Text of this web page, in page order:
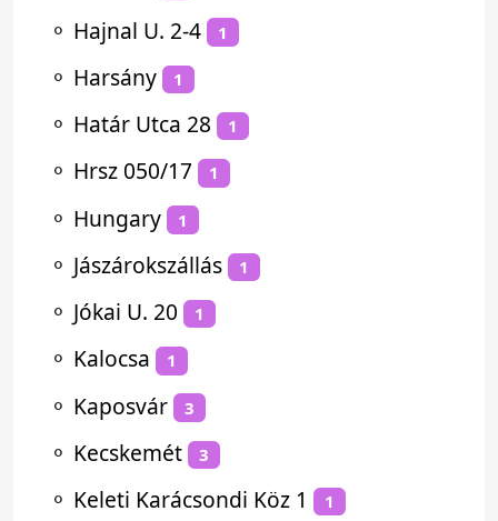
⚬ Hajnal U. 2-4 1
⚬ Harsány 1
⚬ Határ Utca 28 1
⚬ Hrsz 050/17 1
⚬ Hungary 1
⚬ Jászárokszállás 1
⚬ Jókai U. 20 1
⚬ Kalocsa 1
⚬ Kaposvár 3
⚬ Kecskemét 3
⚬ Keleti Karácsondi Köz 1 1